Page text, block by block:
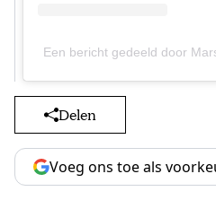
Een bericht gedeeld door
Delen
Voeg ons toe als